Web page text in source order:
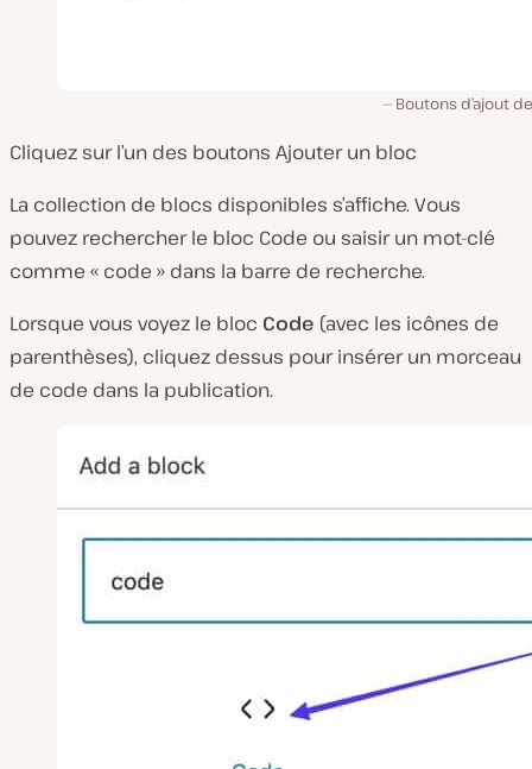
Boutons d’ajout
Cliquez sur l’un des boutons Ajouter un bloc
La collection de blocs disponibles s’affiche. Vous
pouvez rechercher le bloc Code ou saisir un mot-clé
comme « code » dans la barre de recherche.
Lorsque vous voyez le bloc Code (avec les icônes de
parenthèses), cliquez dessus pour insérer un morceau
de code dans la publication.